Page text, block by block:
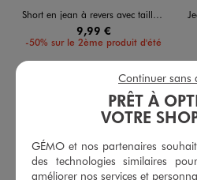
Short en jean à revers avec taille ajustable fille
9,99 €
-50% sur le 2ème produit d'été
AJOUTERAU PANIER
4.6
PRÊT À
VOTRE
GÉMO et nos partenaires
des technologies similaires
améliorer nos services et
Continuer sans